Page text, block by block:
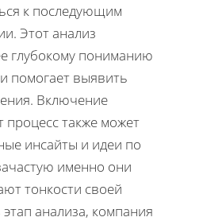
к последующим
Этот анализ
глубокому пониманию
помогает выявить
Включение
процесс также может
инсайты и идеи по
именно они
тонкости своей
анализа, компания